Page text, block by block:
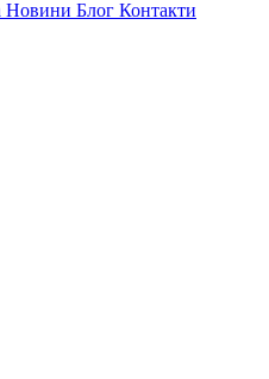
Новини Блог Контакти